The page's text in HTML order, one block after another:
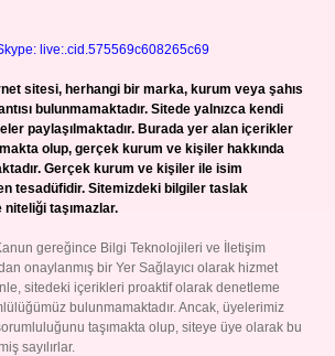
live:.cid.575569c608265c69
sitesi, herhangi bir marka, kurum veya şahıs
bulunmamaktadır. Sitede yalnızca kendi
paylaşılmaktadır. Burada yer alan içerikler
olup, gerçek kurum ve kişiler hakkında
Gerçek kurum ve kişiler ile isim
tesadüfidir. Sitemizdeki bilgiler taslak
taşımazlar.
gereğince Bilgi Teknolojileri ve İletişim
onaylanmış bir Yer Sağlayıcı olarak hizmet
sitedeki içerikleri proaktif olarak denetleme
bulunmamaktadır. Ancak, üyelerimiz
taşımakta olup, siteye üye olarak bu
sayılırlar.